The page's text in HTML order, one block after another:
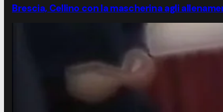
Brescia, Cellino con la mascherina agli